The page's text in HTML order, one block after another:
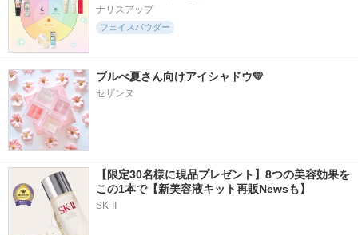
ナリスアップ
フェイスパウダー
ブルべ夏さん向けアイシャドウ💛
セザンヌ
【限定30名様に現品プレゼント】8つの美容効果を
この1本で【新美容液キット再販Newsも】
SK-II